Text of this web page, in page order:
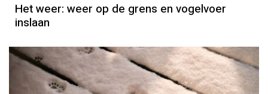
Het weer: weer op de grens en vogelvoer
inslaan